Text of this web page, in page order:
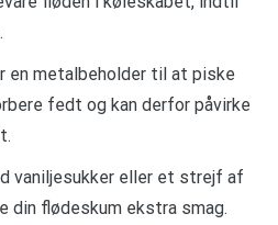
en metalbeholder til at piske
fedt og kan derfor påvirke
vaniljesukker eller et strejf af
din flødeskum ekstra smag.